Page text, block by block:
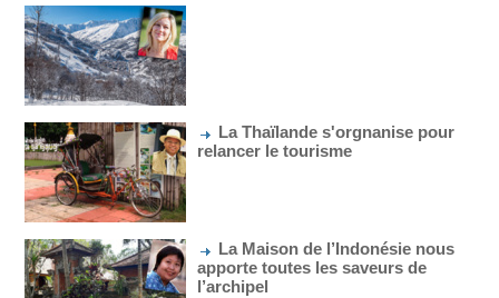
La Thaïlande s'orgnanise pour
relancer le tourisme
La Maison de l’Indonésie nous
apporte toutes les saveurs de
l’archipel